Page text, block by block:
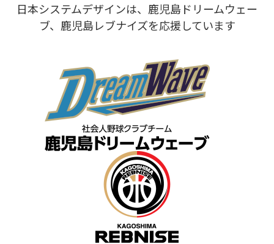
日本システムデザインは、鹿児島ドリームウェー
ブ、鹿児島レブナイズを応援しています